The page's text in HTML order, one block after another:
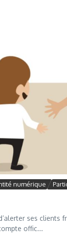
numérique
ses
offic...